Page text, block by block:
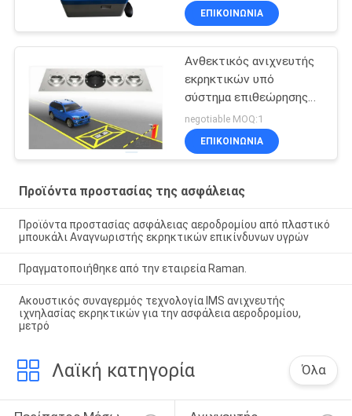
ΕΠΙΚΟΙΝΩΝΊΑ
Ανθεκτικός ανιχνευτής
εκρηκτικών υπό
σύστημα επιθεώρησης
οχημάτων με
αναγνώριση πινακίδας
αυτοκινήτου
negotiable MOQ:1
ΕΠΙΚΟΙΝΩΝΊΑ
Προϊόντα προστασίας της ασφάλειας
Προϊόντα προστασίας ασφάλειας αεροδρομίου από πλαστικό
μπουκάλι Αναγνωριστής εκρηκτικών επικίνδυνων υγρών
Πραγματοποιήθηκε από την εταιρεία Raman.
Ακουστικός συναγερμός τεχνολογία IMS ανιχνευτής
ιχνηλασίας εκρηκτικών για την ασφάλεια αεροδρομίου,
μετρό
Λαϊκή κατηγορία Όλα